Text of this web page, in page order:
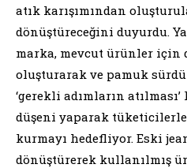
atık karışımından
dönüştüreceğini duyurdu.
marka, mevcut ürünler için
oluşturarak ve pamuk
‘gerekli adımların
düşeni yaparak
kurmayı hedefliyor. Eski
dönüştürerek kullanılmış